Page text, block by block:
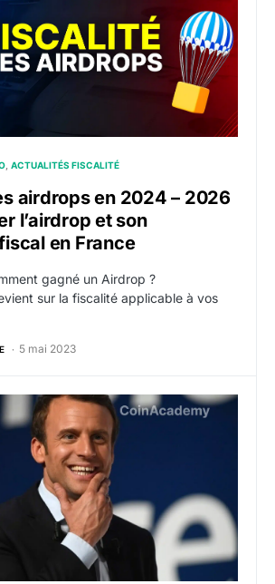
ACTUALITÉS FISCALITÉ
airdrops en 2024 – 2026
l’airdrop et son
en France
gagné un Airdrop ?
sur la fiscalité applicable à vos
5 mai 2023
fraudé à hauteur de 3 milliards